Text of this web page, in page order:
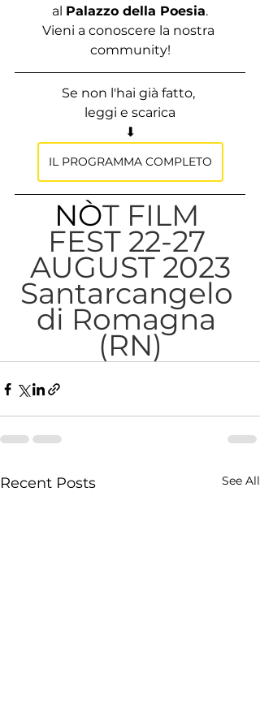
al Palazzo della Poesia.
Vieni a conoscere la nostra
community!
Se non l'hai già fatto,
leggi e scarica
⬇
IL PROGRAMMA COMPLETO
NÒT FILM
FEST 22-27
AUGUST 2023
Santarcangelo
di Romagna
(RN)
Recent Posts See All